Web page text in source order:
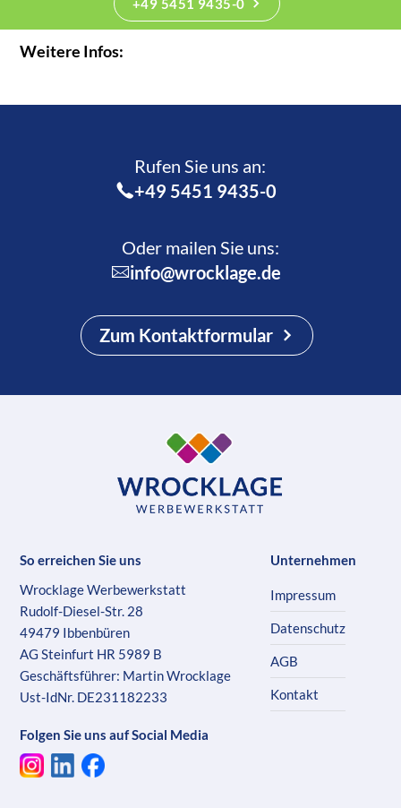
+49 5451 9435-0
Weitere Infos:
Rufen Sie uns an:­
+49 5451 9435-0
Oder mailen Sie uns:
info@wrocklage.de
Zum Kontaktformular
So erreichen Sie uns
Wrocklage Werbewerkstatt
Rudolf-Diesel-Str. 28
49479 Ibbenbüren
AG Steinfurt HR 5989 B
Geschäftsführer: Martin Wrocklage
Ust-IdNr. DE231182233
Folgen Sie uns auf Social Media
Unternehmen
Impressum
Datenschutz
AGB
Kontakt